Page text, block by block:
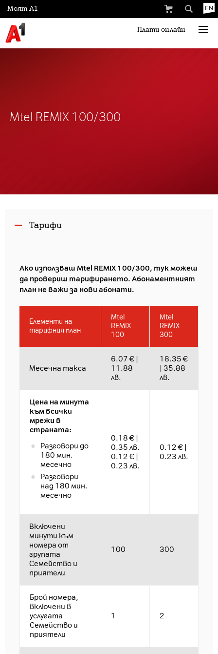
EN
Плати онлайн
Моят А1
Mtel REMIX 100/300
Тарифи
Ако използваш Mtel REMIX 100/300, тук можеш
да провериш тарифирането. Абонаментният
план не важи за нови абонати.
Елементи на
тарифния план
Мtеl
REMIX
100
Мtеl
REMIX
300
Месечна такса
6.07 € |
11.88
лв.
18.35 €
| 35.88
лв.
Цена на минута
към всички
мрежи в
страната:
Разговори до
180 мин.
месечно
Разговори
над 180 мин.
месечно
0.18 € |
0.35 лв.
0.12 € |
0.23 лв.
0.12 € |
0.23 лв.
Включени
минути към
номера от
групата
Семейство и
приятели
100 300
Брой номера,
включени в
услугата
Семейство и
приятели
1 2